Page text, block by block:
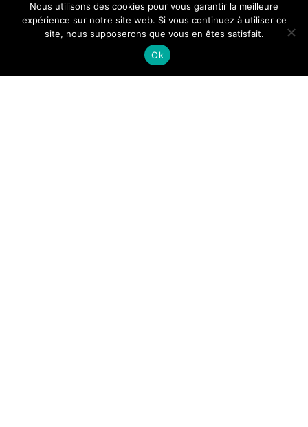
Tous droits reservés.
Nous utilisons des cookies pour vous garantir la meilleure
expérience sur notre site web. Si vous continuez à utiliser ce
site, nous supposerons que vous en êtes satisfait.
Ok